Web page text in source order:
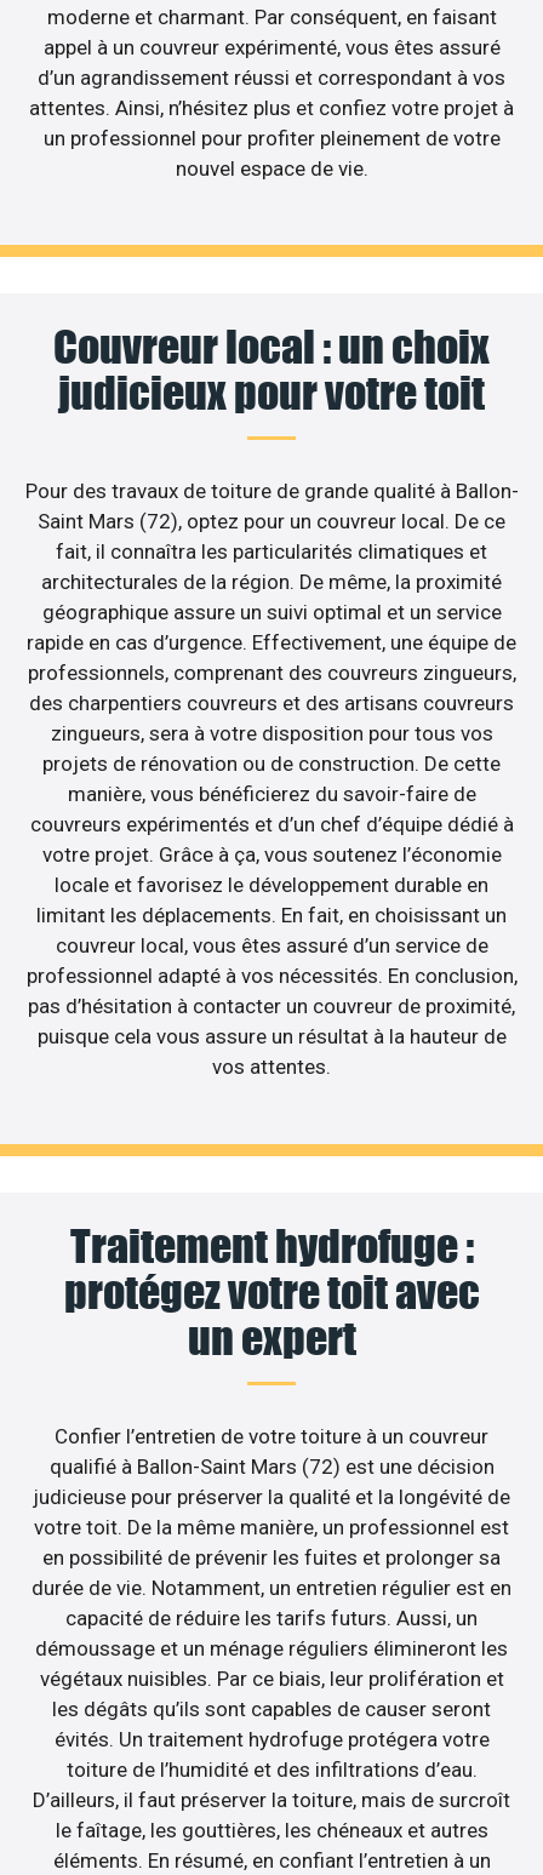
moderne et charmant. Par conséquent, en faisant
appel à un couvreur expérimenté, vous êtes assuré
d’un agrandissement réussi et correspondant à vos
attentes. Ainsi, n’hésitez plus et confiez votre projet à
un professionnel pour profiter pleinement de votre
nouvel espace de vie.
Couvreur local : un choix
judicieux pour votre toit
Pour des travaux de toiture de grande qualité à Ballon-
Saint Mars (72), optez pour un couvreur local. De ce
fait, il connaîtra les particularités climatiques et
architecturales de la région. De même, la proximité
géographique assure un suivi optimal et un service
rapide en cas d’urgence. Effectivement, une équipe de
professionnels, comprenant des couvreurs zingueurs,
des charpentiers couvreurs et des artisans couvreurs
zingueurs, sera à votre disposition pour tous vos
projets de rénovation ou de construction. De cette
manière, vous bénéficierez du savoir-faire de
couvreurs expérimentés et d’un chef d’équipe dédié à
votre projet. Grâce à ça, vous soutenez l’économie
locale et favorisez le développement durable en
limitant les déplacements. En fait, en choisissant un
couvreur local, vous êtes assuré d’un service de
professionnel adapté à vos nécessités. En conclusion,
pas d’hésitation à contacter un couvreur de proximité,
puisque cela vous assure un résultat à la hauteur de
vos attentes.
Traitement hydrofuge :
protégez votre toit avec
un expert
Confier l’entretien de votre toiture à un couvreur
qualifié à Ballon-Saint Mars (72) est une décision
judicieuse pour préserver la qualité et la longévité de
votre toit. De la même manière, un professionnel est
en possibilité de prévenir les fuites et prolonger sa
durée de vie. Notamment, un entretien régulier est en
capacité de réduire les tarifs futurs. Aussi, un
démoussage et un ménage réguliers élimineront les
végétaux nuisibles. Par ce biais, leur prolifération et
les dégâts qu’ils sont capables de causer seront
évités. Un traitement hydrofuge protégera votre
toiture de l’humidité et des infiltrations d’eau.
D’ailleurs, il faut préserver la toiture, mais de surcroît
le faîtage, les gouttières, les chéneaux et autres
éléments. En résumé, en confiant l’entretien à un